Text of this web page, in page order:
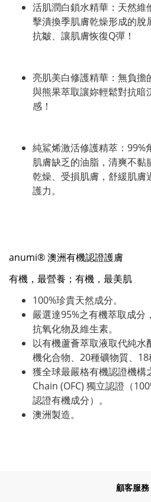
活肌潤白鎖水精華：天然維
擊潰換季肌膚乾燥形成的脫
抗皺、讓肌膚恢復Q彈！
亮肌美白修護精華：無負擔
與熊果萃取讓妳輕鬆對抗
感！
純鯊烯激活修護精萃：99%
肌膚缺乏的油脂，清爽不
乾燥、受損肌膚，舒緩肌膚
護力。
anumi® 澳洲有機認證護膚
有機，最營養；有機，最美肌
100%珍貴天然成分。
嚴選達95%之有機萃取成分
抗氧化物及維生素。
以有機蘆薈萃取液取代純
機化合物、20種礦物質、18
獲全球最嚴格有機認證機
Chain (OFC) 獨立認證（
認證有機成分）。
澳洲製造。
顧客服務